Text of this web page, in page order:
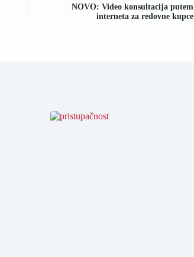
NOVO: Video konsultacija putem
interneta za redovne kupce